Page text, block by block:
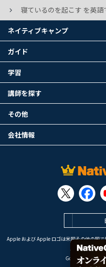
寝ているのを起こす を英語
Apple および Apple ロゴは米国その他の国
Apple Inc. のサ
Google Play は
ネイティブキャンプ
ガイド
学習
講師を探す
その他
会社情報